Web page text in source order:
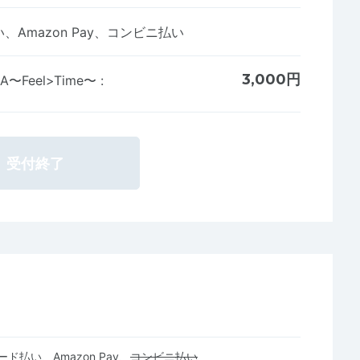
、Amazon Pay、コンビニ払い
〜Feel>Time〜 : 3,000円
受付終了
ド払い、Amazon Pay、 コンビニ払い